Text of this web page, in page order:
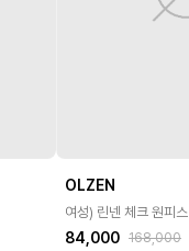
OLZEN
여성) 린넨 체크 원피스
84,000 168,000